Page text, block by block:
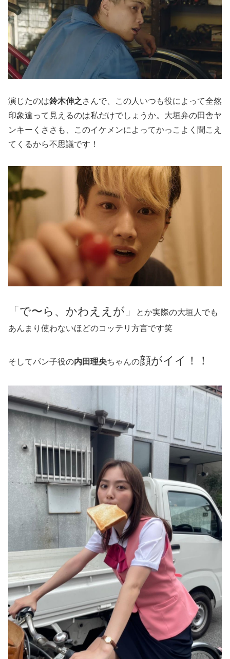
演じたのは鈴木伸之さんで、この人いつも役によって全然
印象違って見えるのは私だけでしょうか。大垣弁の田舎ヤ
ンキーくささも、このイケメンによってかっこよく聞こえ
てくるから不思議です！
「で〜ら、かわええが」
とか実際の大垣人でも
あんまり使わないほどのコッテリ方言です笑
そしてパン子役の内田理央ちゃんの顔がイイ！！